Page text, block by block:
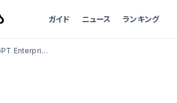
ガイド ニュース ランキング
ChatGPT Enterpriseとは？料金・できること・Businessプランとの違いを完全解説【2026年最新】